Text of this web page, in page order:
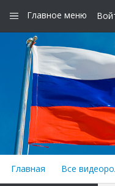
Главное меню
Главная Все